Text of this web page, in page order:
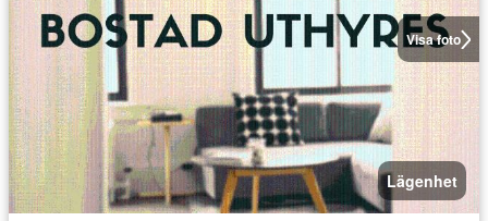
Visa foto
Lägenhet